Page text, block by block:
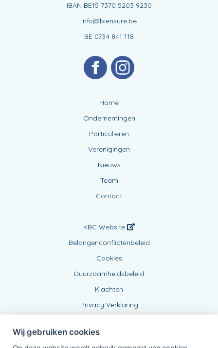
IBAN BE15 7370 5203 9230
info@biensure.be
BE 0734 841 118
Home
Ondernemingen
Particulieren
Verenigingen
Nieuws
Team
Contact
KBC Website
Belangenconflictenbeleid
Cookies
Duurzaamheidsbeleid
Klachten
Privacy Verklaring
Wij gebruiken cookies